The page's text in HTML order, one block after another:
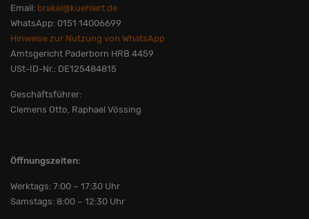
Email: brakel@kuehlert.de
WhatsApp: 0151 14006699
Hinweise zur Nutzung von WhatsApp
Amtsgericht Paderborn HRB 4459
USt-ID-Nr.: DE125484815
Geschäftsführer:
Clemens Otto, Raphael Vössing
Öffnungszeiten:
Werktags: 7:00 – 17:30 Uhr
Samstags: 8:00 – 12:30 Uhr